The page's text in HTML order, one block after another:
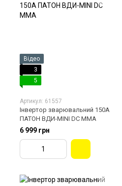
Відео
3
5
Артикул: 61557
Інвертор зварювальний 150А
ПАТОН ВДИ-MINI DC MMA
6 999 грн